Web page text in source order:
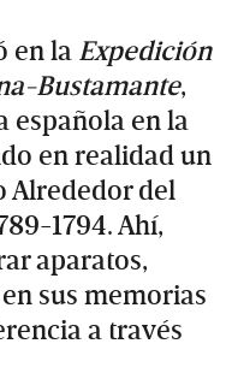
en la Expedición
Bustamante,
española en la
en realidad un
Alrededor del
1794. Ahí,
aparatos,
sus memorias
a través